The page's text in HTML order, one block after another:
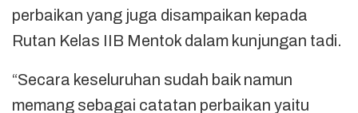
perbaikan yang juga disampaikan kepada
Rutan Kelas IIB Mentok dalam kunjungan tadi.
“Secara keseluruhan sudah baik namun
memang sebagai catatan perbaikan yaitu